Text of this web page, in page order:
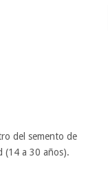
del semento de
(14 a 30 años).